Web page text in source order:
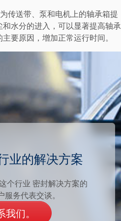
传送带、泵和电机上的轴承箱提
水分的进入，可以显著提高轴承
要原因，增加正常运行时间。
业的解决方案
个行业 密封解决方案的
务代表交谈。
我们。